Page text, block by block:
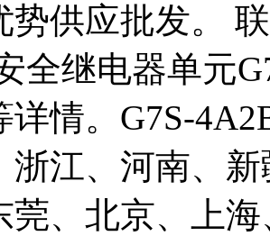
势供应批发。
全继电器单元
详情。G7S-
浙江、河南、
莞、北京、上